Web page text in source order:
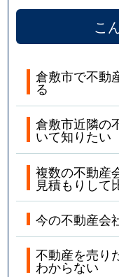
こ
倉敷市で不動
る
倉敷市近隣の
いて知りたい
複数の不動産
見積もりして
今の不動産会
不動産を売り
わからない